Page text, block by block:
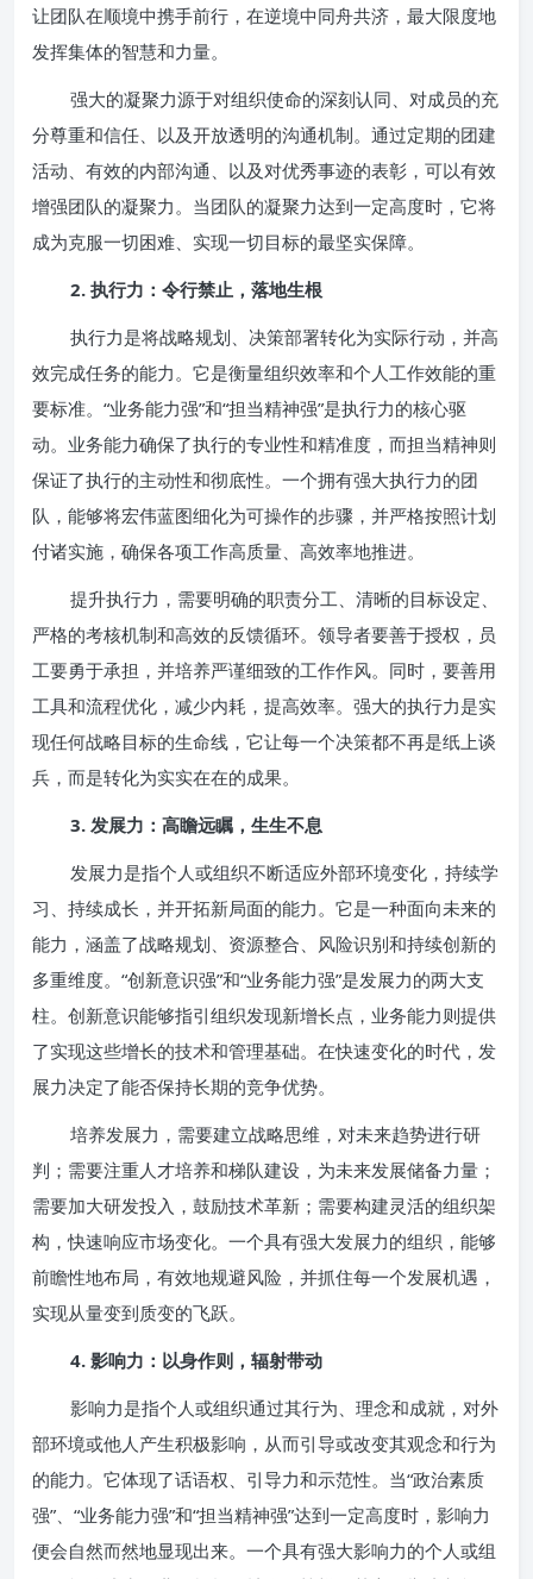
让团队在顺境中携手前行，在逆境中同舟共济，最大限度地
发挥集体的智慧和力量。
强大的凝聚力源于对组织使命的深刻认同、对成员的充
分尊重和信任、以及开放透明的沟通机制。通过定期的团建
活动、有效的内部沟通、以及对优秀事迹的表彰，可以有效
增强团队的凝聚力。当团队的凝聚力达到一定高度时，它将
成为克服一切困难、实现一切目标的最坚实保障。
2. 执行力：令行禁止，落地生根
执行力是将战略规划、决策部署转化为实际行动，并高
效完成任务的能力。它是衡量组织效率和个人工作效能的重
要标准。“业务能力强”和“担当精神强”是执行力的核心驱
动。业务能力确保了执行的专业性和精准度，而担当精神则
保证了执行的主动性和彻底性。一个拥有强大执行力的团
队，能够将宏伟蓝图细化为可操作的步骤，并严格按照计划
付诸实施，确保各项工作高质量、高效率地推进。
提升执行力，需要明确的职责分工、清晰的目标设定、
严格的考核机制和高效的反馈循环。领导者要善于授权，员
工要勇于承担，并培养严谨细致的工作作风。同时，要善用
工具和流程优化，减少内耗，提高效率。强大的执行力是实
现任何战略目标的生命线，它让每一个决策都不再是纸上谈
兵，而是转化为实实在在的成果。
3. 发展力：高瞻远瞩，生生不息
发展力是指个人或组织不断适应外部环境变化，持续学
习、持续成长，并开拓新局面的能力。它是一种面向未来的
能力，涵盖了战略规划、资源整合、风险识别和持续创新的
多重维度。“创新意识强”和“业务能力强”是发展力的两大支
柱。创新意识能够指引组织发现新增长点，业务能力则提供
了实现这些增长的技术和管理基础。在快速变化的时代，发
展力决定了能否保持长期的竞争优势。
培养发展力，需要建立战略思维，对未来趋势进行研
判；需要注重人才培养和梯队建设，为未来发展储备力量；
需要加大研发投入，鼓励技术革新；需要构建灵活的组织架
构，快速响应市场变化。一个具有强大发展力的组织，能够
前瞻性地布局，有效地规避风险，并抓住每一个发展机遇，
实现从量变到质变的飞跃。
4. 影响力：以身作则，辐射带动
影响力是指个人或组织通过其行为、理念和成就，对外
部环境或他人产生积极影响，从而引导或改变其观念和行为
的能力。它体现了话语权、引导力和示范性。当“政治素质
强”、“业务能力强”和“担当精神强”达到一定高度时，影响力
便会自然而然地显现出来。一个具有强大影响力的个人或组